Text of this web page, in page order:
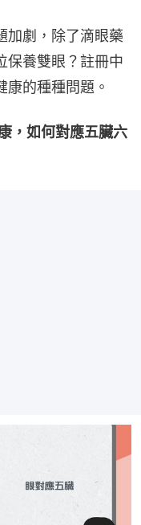
加劇，除了滴眼藥
保養雙眼？註冊中
的種種問題。
，如何對應五臟六